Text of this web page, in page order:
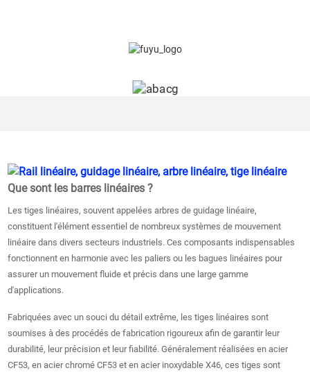
Que sont les barres linéaires ?
Les tiges linéaires, souvent appelées arbres de guidage linéaire,
constituent l'élément essentiel de nombreux systèmes de mouvement
linéaire dans divers secteurs industriels. Ces composants indispensables
fonctionnent en harmonie avec les paliers ou les bagues linéaires pour
assurer un mouvement fluide et précis dans une large gamme
d'applications.
Fabriquées avec un souci du détail extrême, les tiges linéaires sont
soumises à des procédés de fabrication rigoureux afin de garantir leur
durabilité, leur précision et leur fiabilité. Généralement réalisées en acier
CF53, en acier chromé CF53 et en acier inoxydable X46, ces tiges sont